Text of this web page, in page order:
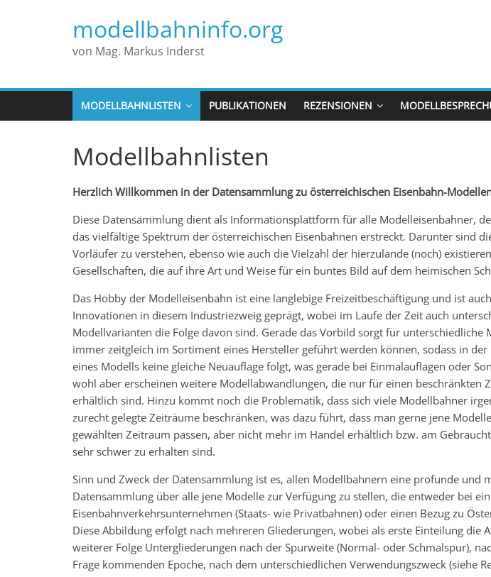
modellbahninfo.org
von Mag. Markus Inderst
MODELLBAHNLISTEN PUBLIKATIONEN REZENSIONEN
Modellbahnlisten
Herzlich Willkommen in der Datensammlung zu österreichischen Eisenbahn-
Diese Datensammlung dient als Informationsplattform für alle Modelleisenbahner,
das vielfältige Spektrum der österreichischen Eisenbahnen erstreckt. Darunter sind
Vorläufer zu verstehen, ebenso wie auch die Vielzahl der hierzulande (noch)
Gesellschaften, die auf ihre Art und Weise für ein buntes Bild auf dem heimischen
Das Hobby der Modelleisenbahn ist eine langlebige Freizeitbeschäftigung und ist
Innovationen in diesem Industriezweig geprägt, wobei im Laufe der Zeit auch
Modellvarianten die Folge davon sind. Gerade das Vorbild sorgt für unterschiedliche
immer zeitgleich im Sortiment eines Hersteller geführt werden können, sodass in der
eines Modells keine gleiche Neuauflage folgt, was gerade bei Einmalauflagen oder
wohl aber erscheinen weitere Modellabwandlungen, die nur für einen beschränkten
erhältlich sind. Hinzu kommt noch die Problematik, dass sich viele Modellbahner
zurecht gelegte Zeiträume beschränken, was dazu führt, dass man gerne jene
gewählten Zeitraum passen, aber nicht mehr im Handel erhältlich bzw. am
sehr schwer zu erhalten sind.
Sinn und Zweck der Datensammlung ist es, allen Modellbahnern eine profunde und
Datensammlung über alle jene Modelle zur Verfügung zu stellen, die entweder bei
Eisenbahnverkehrsunternehmen (Staats- wie Privatbahnen) oder einen Bezug zu
Diese Abbildung erfolgt nach mehreren Gliederungen, wobei als erste Einteilung die
weiterer Folge Untergliederungen nach der Spurweite (Normal- oder Schmalspur),
Frage kommenden Epoche, nach dem unterschiedlichen Verwendungszweck (siehe